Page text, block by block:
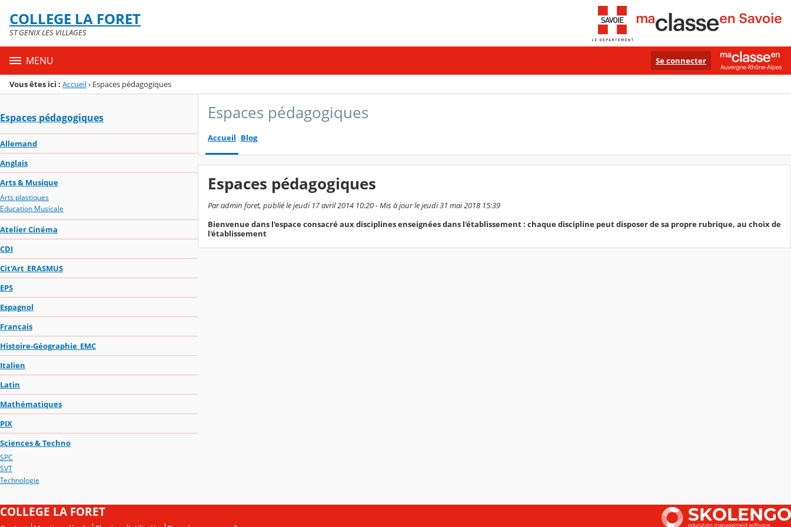
Menu de la rubrique
Contenu
COLLEGE LA FORET
ST GENIX LES VILLAGES
MENU Se connecter
Vous êtes ici : Accueil› Espaces pédagogiques
Espaces pédagogiques
Allemand
Anglais
Arts & Musique
Arts plastiques
Education Musicale
Atelier Cinéma
CDI
Cit'Art_ERASMUS
EPS
Espagnol
Français
Histoire-Géographie_EMC
Italien
Latin
Mathématiques
PIX
Sciences & Techno
SPC
SVT
Technologie
Espaces pédagogiques
Accueil Blog
Espaces pédagogiques
Par admin foret, publié le jeudi 17 avril 2014 10:20 - Mis à jour le jeudi 31 mai 2018 15:39
Bienvenue dans l'espace consacré aux disciplines enseignées dans l'établissement : chaque discipline peut disposer de sa propre rubrique, au choix de
l'établissement
COLLEGE LA FORET